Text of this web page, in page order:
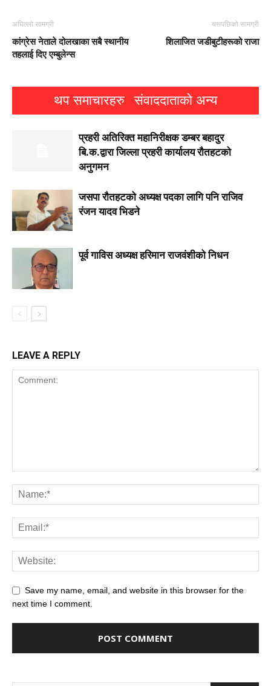
अघिल्लो सामग्री
कांग्रेस नेताले दोलखाका सबै स्थानीय
तहलाई दिए एम्बुलेन्स
यसपछिको सामग्री
शिलाजित जडीबुटीहरूको राजा
थप समाचारहरु संवाददाताको अन्य
प्रहरी अतिरिक्त महानिरीक्षक डम्बर बहादुर
बि.क.द्वारा जिल्ला प्रहरी कार्यालय रौतहटको
अनुगमन
जसपा राैतहटको अध्यक्ष पदका लागि पनि राजिव
रंजन यादव भिडने
पूर्व गाविस अध्यक्ष हरिमान राजवंशीको निधन
LEAVE A REPLY
Save my name, email, and website in this browser for the
next time I comment.